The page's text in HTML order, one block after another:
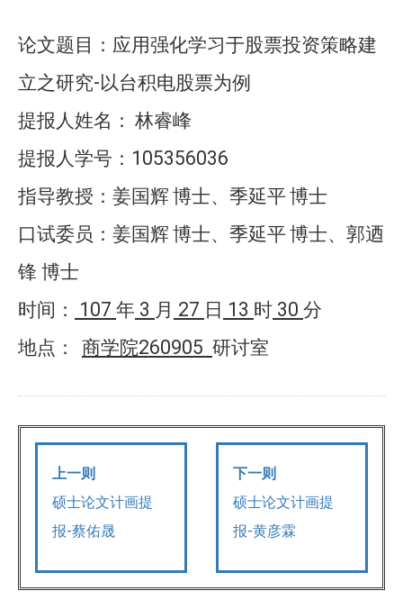
论文题目： 应用强化学习于股票投资策略建
立之研究-以台积电股票为例
提报人姓名： 林睿峰
提报人学号： 105356036
指导教授：姜国辉 博士、季延平博士
口试委员：姜国辉 博士、季延平博士、 郭迺
锋 博士
时间：
107 年 3 月 27 日 13 时 30 分
地点：
商学院260905 研讨室
上一则
硕士论文计画提
报-蔡佑晟
下一则
硕士论文计画提
报-黄彦霖